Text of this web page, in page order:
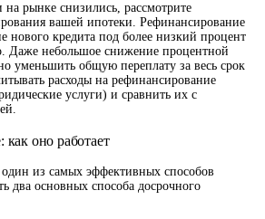
рынке снизились, рассмотрите
вашей ипотеки. Рефинансирование
нового кредита под более низкий процент
Даже небольшое снижение процентной
уменьшить общую переплату за весь срок
расходы на рефинансирование
услуги) и сравнить их с
оно работает
из самых эффективных способов
два основных способа досрочного